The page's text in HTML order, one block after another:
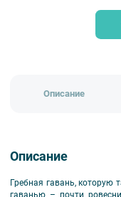
Описание
Описание
Гребная гавань, которую